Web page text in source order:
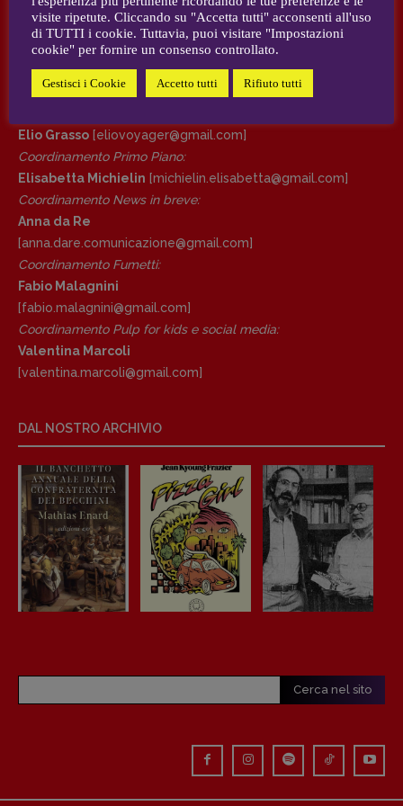
DIRETTRICE RESPONSABILE
Antonella Marrone
REDAZIONE
Walter Catalano,Giuseppe Costigliola,
Anna da Re,Roberto Derobertis,Elio
Grasso,Fabio Malagnini,
Marcoli,Elisabetta Michielin,Nicole
Spallina,Roberto Sturm,Tania Tonin
CONTATTI
Case editrici e coordinamento
recensioni:
Elio Grasso[eliovoyager@gmail.com]
Coordinamento Primo Piano :
Elisabetta Michielin
[michielin.elisabetta@gmail.com]
[anna.dare.comunicazione@gmail.
Coordinamento Fumetti:
Fabio Malagnini
[fabio.malagnini@gmail.com]
Coordinamento Pulp for kids e social
media:
Valentina Marcoli
[valentina.marcoli@gmail.com]
ARCHIVIO E AUTORI
AUTORI e COLLABORATORI
CONTATTI
Elio Grasso [eliovoyager@gmail.com]
Coordinamento Primo Piano:
Elisabetta Michielin [michielin.elisabetta@gmail.com]
Coordinamento News in breve:
Anna da Re
[anna.dare.comunicazione@gmail. com]
Coordinamento Fumetti:
Fabio Malagnini
[fabio.malagnini@gmail. com]
Coordinamento Pulp for kids e social media:
Valentina Marcoli
[valentina.marcoli@gmail. com]
DAL NOSTRO ARCHIVIO
Cerca nel sito
visite ripetute. Cliccando su "Accetta tutti" acconsenti all'uso
di TUTTI i cookie. Tuttavia, puoi visitare "Impostazioni
cookie" per fornire un consenso controllato.
Gestisci i Cookie Accetto tutti Rifiuto tutti